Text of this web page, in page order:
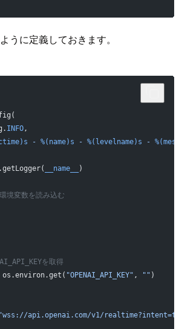
うに定義しておきます。
INFO,
- %(name)s - %(levelname)s -
__name__ )
境変数を読み込む
を取得
"OPENAI_API_KEY" , "" )
api.openai.com/v1/